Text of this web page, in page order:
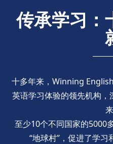
传承学习：
十多年来，Winning
英语学习体验的领先机构
至少10个不同国家的5000
“地球村”，促进了学习